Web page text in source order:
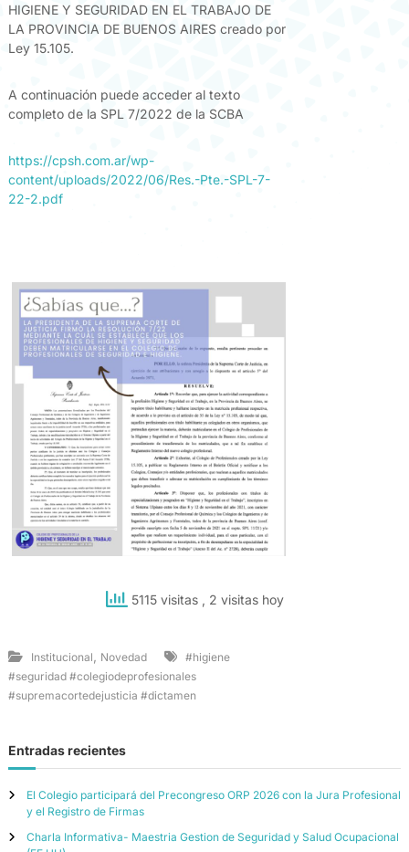
HIGIENE Y SEGURIDAD EN EL TRABAJO DE
LA PROVINCIA DE BUENOS AIRES creado por
Ley 15.105.
A continuación puede acceder al texto
completo de la SPL 7/2022 de la SCBA
https://cpsh.com.ar/wp-
content/uploads/2022/06/Res.-Pte.-SPL-7-
22-2.pdf
5115 visitas , 2 visitas hoy
Institucional Novedad
#higiene
#seguridad #colegiodeprofesionales
#supremacortedejusticia #dictamen
Entradas recientes
El Colegio participará del Precongreso ORP 2026 con la Jura Profesional
y el Registro de Firmas
Charla Informativa- Maestria Gestion de Seguridad y Salud Ocupacional